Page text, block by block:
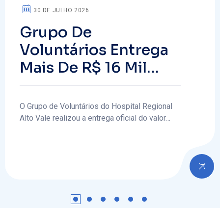
30 DE JULHO 2026
Grupo De
Voluntários Entrega
Mais De R$ 16 Mil
Arrecadados Em
Pedágio Solidário Ao
Hospital Regional
O Grupo de Voluntários do Hospital Regional
Alto Vale realizou a entrega oficial do valor…